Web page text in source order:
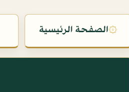
۞الصفحة الرئيسية